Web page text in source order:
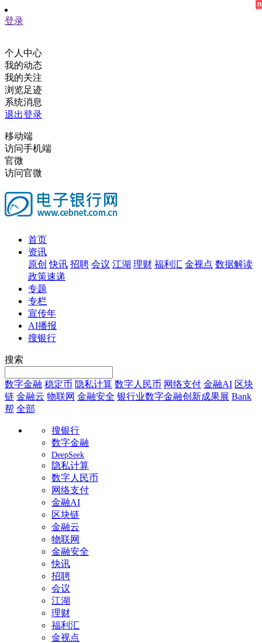
登录
个人中心
我的动态
我的关注
浏览足迹
系统消息
退出登录
移动端
访问手机端
官微
访问官微
首页
资讯
原创 快讯 招聘 会议 江湖 理财 福利汇 金视点 数据解读
政策速递
专题
专栏
宣传年
AI播报
搜银行
搜索
数字金融 稳定币 隐私计算 数字人民币 网络支付 金融AI 区块
链 金融云 物联网 金融安全 银行业数字金融创新成果展 Bank
帮 全部
搜银行
数字金融
DeepSeek
隐私计算
数字人民币
网络支付
金融AI
区块链
金融云
物联网
金融安全
快讯
招聘
会议
江湖
理财
福利汇
金视点